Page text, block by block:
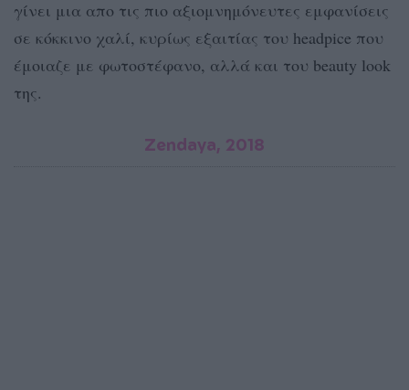
γίνει μια απο τις πιο αξιομνημόνευτες εμφανίσεις
σε κόκκινο χαλί, κυρίως εξαιτίας του headpice που
έμοιαζε με φωτοστέφανο, αλλά και του beauty look
της.
Zendaya, 2018